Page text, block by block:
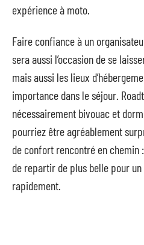
expérience à moto.
Faire confiance à un
sera aussi l’occasion de se
mais aussi les lieux
importance dans le séjour.
nécessairement bivouac et
pourriez être agréablement
de confort rencontré en chemin
de repartir de plus belle pour
rapidement.